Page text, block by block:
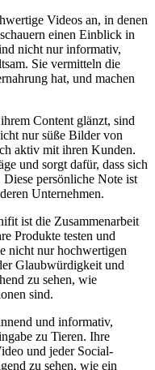
Videos an, in denen
einen Einblick in
nicht nur informativ,
Sie vermitteln die
hat, und machen
Content glänzt, sind
nur süße Bilder von
aktiv mit ihren Kunden.
und sorgt dafür, dass sich
persönliche Note ist
Unternehmen.
ist die Zusammenarbeit
Produkte testen und
nicht nur hochwertigen
Glaubwürdigkeit und
zu sehen, wie
sind.
und informativ,
zu Tieren. Ihre
und jeder Social-
zu sehen, wie ein